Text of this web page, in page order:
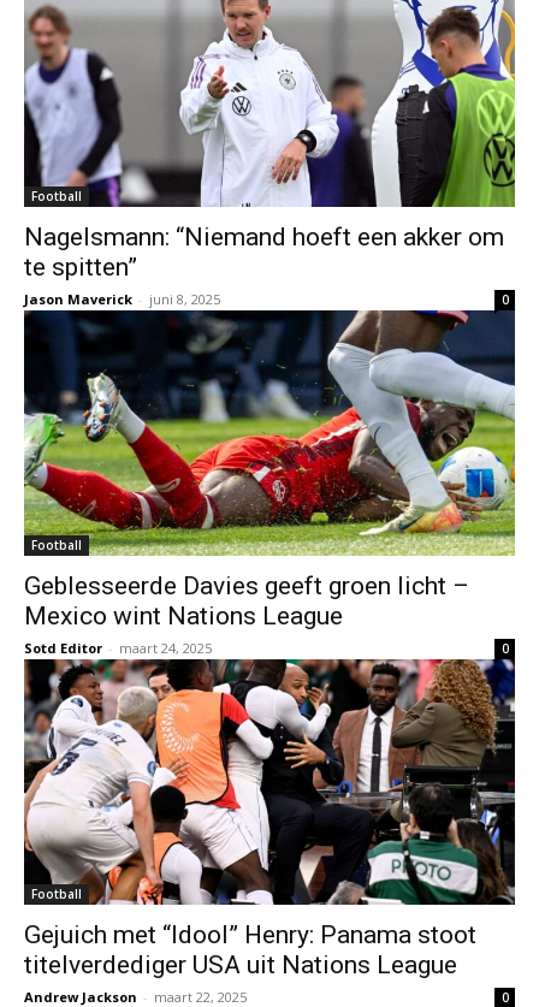
Football
Nagelsmann: “Niemand hoeft een akker om
te spitten”
Jason Maverick - juni 8, 2025 0
Football
Geblesseerde Davies geeft groen licht –
Mexico wint Nations League
Sotd Editor - maart 24, 2025 0
Football
Gejuich met “Idool” Henry: Panama stoot
titelverdediger USA uit Nations League
Andrew Jackson - maart 22, 2025 0